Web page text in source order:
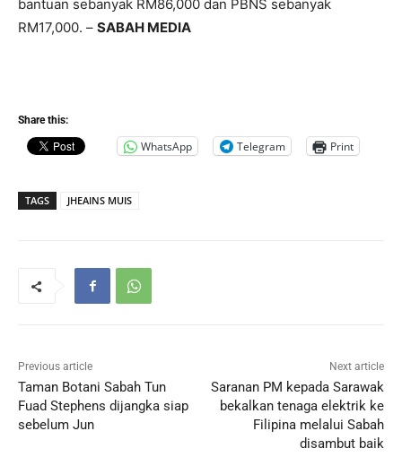
bantuan sebanyak RM86,000 dan PBNS sebanyak
RM17,000. – SABAH MEDIA
Share this:
WhatsApp Telegram Print
TAGS JHEAINS MUIS
Previous article
Taman Botani Sabah Tun
Fuad Stephens dijangka siap
sebelum Jun
Next article
Saranan PM kepada Sarawak
bekalkan tenaga elektrik ke
Filipina melalui Sabah
disambut baik